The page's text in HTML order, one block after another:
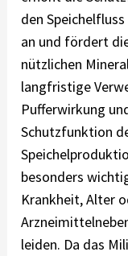
den Speichelfluss
an und fördert
nützlichen
langfristige
Pufferwirkung
Schutzfunktion
besonders
Krankheit, Alter
leiden. Da das